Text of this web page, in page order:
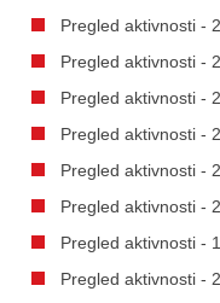
Pregled aktivnosti -
Pregled aktivnosti -
Pregled aktivnosti -
Pregled aktivnosti -
Pregled aktivnosti -
Pregled aktivnosti -
Pregled aktivnosti -
Pregled aktivnosti -